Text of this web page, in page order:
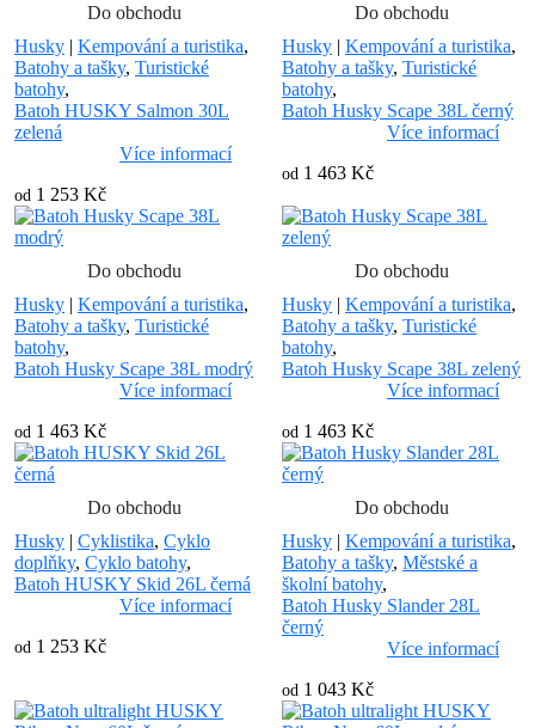
Do obchodu
Husky | Kempování a turistika,
Batohy a tašky, Turistické
batohy,
Batoh HUSKY Salmon 30L
zelená
Více informací
od 1 253 Kč
Do obchodu
Husky | Kempování a turistika,
Batohy a tašky, Turistické
batohy,
Batoh Husky Scape 38L černý
Více informací
od 1 463 Kč
Do obchodu
Husky | Kempování a turistika,
Batohy a tašky, Turistické
batohy,
Batoh Husky Scape 38L modrý
Více informací
od 1 463 Kč
Do obchodu
Husky | Kempování a turistika,
Batohy a tašky, Turistické
batohy,
Batoh Husky Scape 38L zelený
Více informací
od 1 463 Kč
Do obchodu
Husky | Cyklistika, Cyklo
doplňky, Cyklo batohy,
Batoh HUSKY Skid 26L černá
Více informací
od 1 253 Kč
Do obchodu
Husky | Kempování a turistika,
Batohy a tašky, Městské a
školní batohy,
Batoh Husky Slander 28L
černý
Více informací
od 1 043 Kč